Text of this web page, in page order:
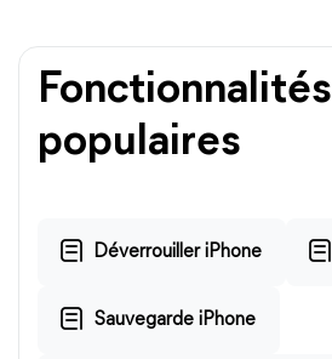
Fonctionnalités
populaires
Déverrouiller iPhone
Sauvegarde iPhone